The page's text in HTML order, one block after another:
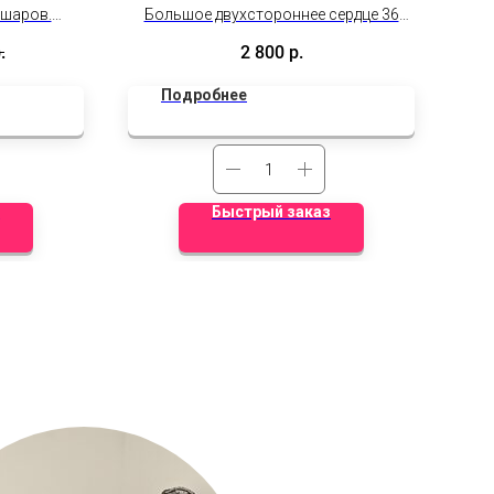
не
Большое двухстороннее сердце 36
памятными фотографиями.
2 800 р.
Подробнее
Быстрый заказ